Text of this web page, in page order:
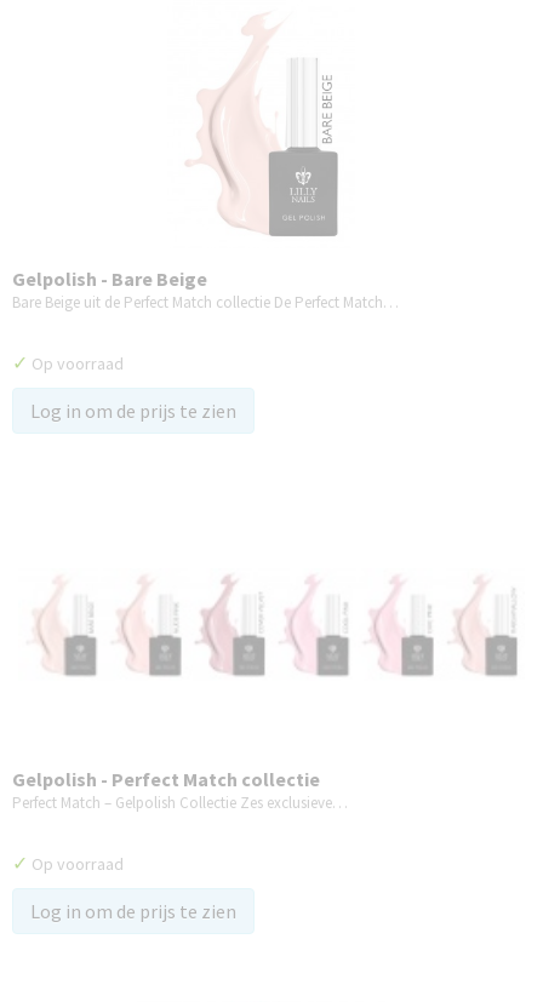
Gelpolish - Bare Beige
Bare Beige uit de Perfect Match collectie De Perfect Match…
✓ Op voorraad
Log in om de prijs te zien
Gelpolish - Perfect Match collectie
Perfect Match – Gelpolish Collectie Zes exclusieve…
✓ Op voorraad
Log in om de prijs te zien